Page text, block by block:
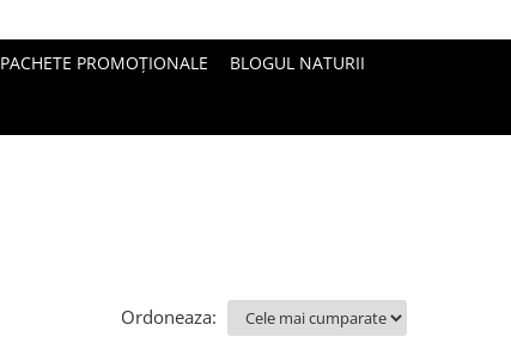
PACHETE PROMOȚIONALE BLOGUL NATURII
Ordoneaza: